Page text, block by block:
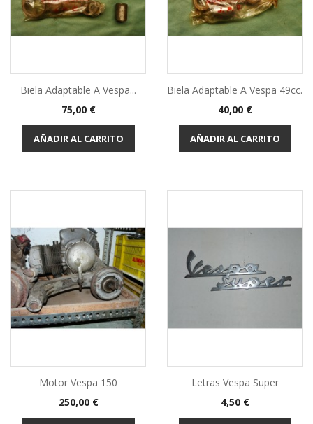
Biela Adaptable A Vespa...
Precio
75,00 €
AÑADIR AL CARRITO
Biela Adaptable A Vespa 49cc.
Precio
40,00 €
AÑADIR AL CARRITO
Motor Vespa 150
Precio
250,00 €
Letras Vespa Super
Precio
4,50 €